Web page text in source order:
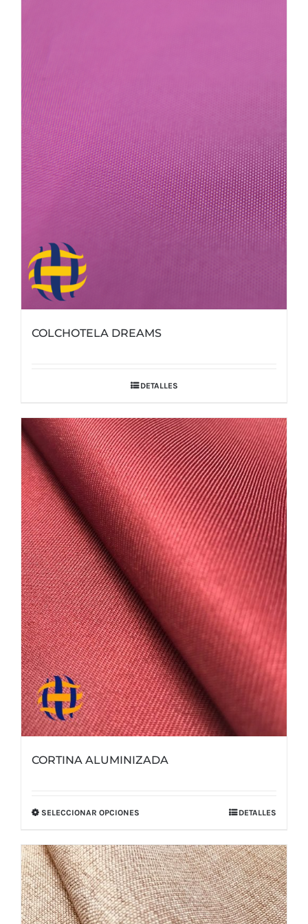
COLCHOTELA DREAMS
DETALLES
CORTINA ALUMINIZADA
SELECCIONAR OPCIONES
tiene
múltiples
variantes.
Las
DETALLES